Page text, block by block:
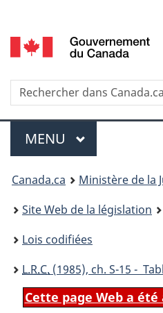
de
selection
Recherche
Menu
MENU PRINCIPAL
You
are
here:
Canada.ca
Ministère de la
Site Web de la législation
Lois codifiées
L.R.C. (1985), ch. S-15 -
Cette page Web a